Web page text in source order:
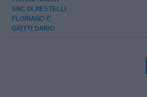
SNC DI RESTELLI
FLORIANO E
GRITTI DARIO